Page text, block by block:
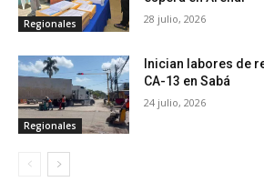
Regionales 28 julio, 2026
Regionales
Inician labores de
CA-13 en Sabá
24 julio, 2026